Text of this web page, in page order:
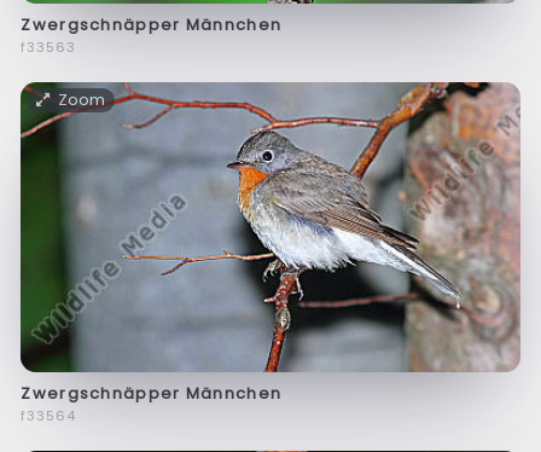
Zwergschnäpper Männchen
f33563
Zoom
Zwergschnäpper Männchen
f33564